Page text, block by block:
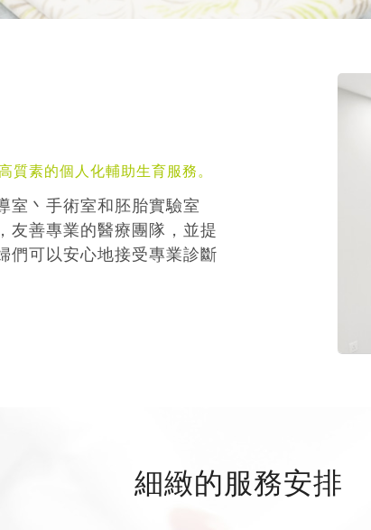
質素的個人化輔助生育服務。
室丶手術室和胚胎實驗室
友善專業的醫療團隊，並提
們可以安心地接受專業診斷
細緻的服務安排